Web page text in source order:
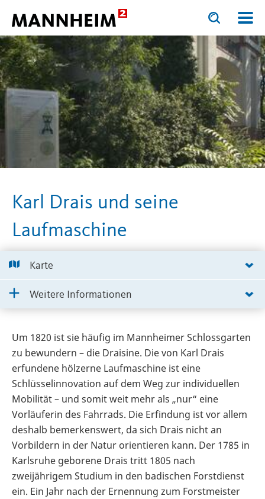
Toggle
search
input
form
Toggle
search
input
Karl Drais und seine
Laufmaschine
Karte
Weitere Informationen
Um 1820 ist sie häufig im Mannheimer Schlossgarten
zu bewundern – die Draisine. Die von Karl Drais
erfundene hölzerne Laufmaschine ist eine
Schlüsselinnovation auf dem Weg zur individuellen
Mobilität – und somit weit mehr als „nur“ eine
Vorläuferin des Fahrrads. Die Erfindung ist vor allem
deshalb bemerkenswert, da sich Drais nicht an
Vorbildern in der Natur orientieren kann. Der 1785 in
Karlsruhe geborene Drais tritt 1805 nach
zweijährigem Studium in den badischen Forstdienst
ein. Ein Jahr nach der Ernennung zum Forstmeister